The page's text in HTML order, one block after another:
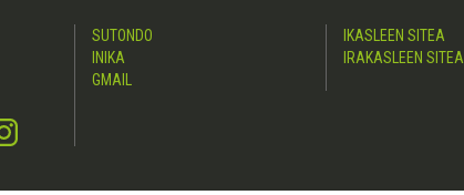
SUTONDO
INIKA
GMAIL
IKASLEEN SITEA
IRAKASLEEN SITEA